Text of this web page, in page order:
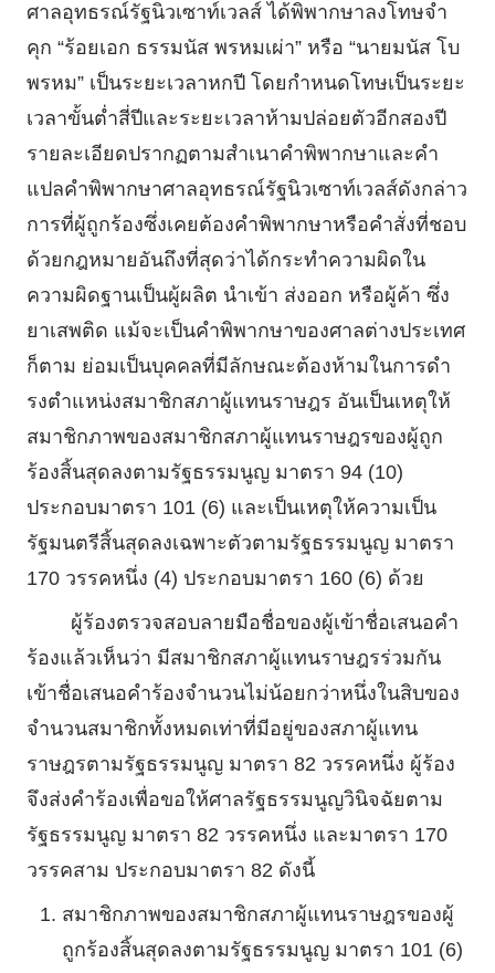
ศาลอุทธรณ์รัฐนิวเซาท์เวลส์ ได้พิพากษาลงโทษจํา
คุก “ร้อยเอก ธรรมนัส พรหมเผ่า” หรือ “นายมนัส โบ
พรหม” เป็นระยะเวลาหกปี โดยกําหนดโทษเป็นระยะ
เวลาขั้นต่ำสี่ปีและระยะเวลาห้ามปล่อยตัวอีกสองปี
รายละเอียดปรากฏตามสําเนาคําพิพากษาและคํา
แปลคําพิพากษาศาลอุทธรณ์รัฐนิวเซาท์เวลส์ดังกล่าว
การที่ผู้ถูกร้องซึ่งเคยต้องคําพิพากษาหรือคําสั่งที่ชอบ
ด้วยกฎหมายอันถึงที่สุดว่าได้กระทําความผิดใน
ความผิดฐานเป็นผู้ผลิต นําเข้า ส่งออก หรือผู้ค้า ซึ่ง
ยาเสพติด แม้จะเป็นคําพิพากษาของศาลต่างประเทศ
ก็ตาม ย่อมเป็นบุคคลที่มีลักษณะต้องห้ามในการดํา
รงตําแหน่งสมาชิกสภาผู้แทนราษฎร อันเป็นเหตุให้
สมาชิกภาพของสมาชิกสภาผู้แทนราษฎรของผู้ถูก
ร้องสิ้นสุดลงตามรัฐธรรมนูญ มาตรา 94 (10)
ประกอบมาตรา 101 (6) และเป็นเหตุให้ความเป็น
รัฐมนตรีสิ้นสุดลงเฉพาะตัวตามรัฐธรรมนูญ มาตรา
170 วรรคหนึ่ง (4) ประกอบมาตรา 160 (6) ด้วย
ผู้ร้องตรวจสอบลายมือชื่อของผู้เข้าชื่อเสนอคํา
ร้องแล้วเห็นว่า มีสมาชิกสภาผู้แทนราษฎรร่วมกัน
เข้าชื่อเสนอคําร้องจํานวนไม่น้อยกว่าหนึ่งในสิบของ
จํานวนสมาชิกทั้งหมดเท่าที่มีอยู่ของสภาผู้แทน
ราษฎรตามรัฐธรรมนูญ มาตรา 82 วรรคหนึ่ง ผู้ร้อง
จึงส่งคําร้องเพื่อขอให้ศาลรัฐธรรมนูญวินิจฉัยตาม
รัฐธรรมนูญ มาตรา 82 วรรคหนึ่ง และมาตรา 170
วรรคสาม ประกอบมาตรา 82 ดังนี้
สมาชิกภาพของสมาชิกสภาผู้แทนราษฎรของผู้
ถูกร้องสิ้นสุดลงตามรัฐธรรมนูญ มาตรา 101 (6)